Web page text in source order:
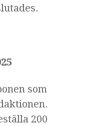
som
200